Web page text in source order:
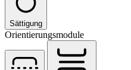
Sättigung
Orientierungsmodule